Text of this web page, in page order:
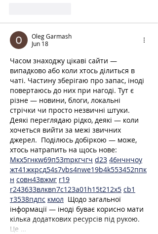
Oleg Garmash
Jun 18
Часом знаходжу цікаві сайти —
випадково або коли хтось ділиться в
чаті. Частину зберігаю про запас, іноді
повертаюсь до них при нагоді. Тут є
різне — новини, блоги, локальні
стрічки чи просто незвичні штуки.
Деякі переглядаю рідко, деякі — коли
хочеться вийти за межі звичних
джерел.  Поділюсь добіркою — може,
хтось натрапить на щось нове:
Мкх5гнкw69п53mpкгчгч d23 46нчнчоу
жт41жкрсд54s7vbs4nwe19b4k553452ппк
н совн43вжмг r19
r243633влквn7c123a01 h15t21 2x5 cb1
т3538пдпс кмол
  Щодо загальної
інформації — іноді буває корисно мати
кілька додаткових ресурсів під рукою.
Це …